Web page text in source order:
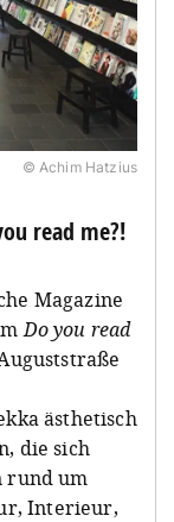
© Achim Hatzius
read me?!
Magazine
Do you read
ästhetisch
die sich
rund um
Interieur,